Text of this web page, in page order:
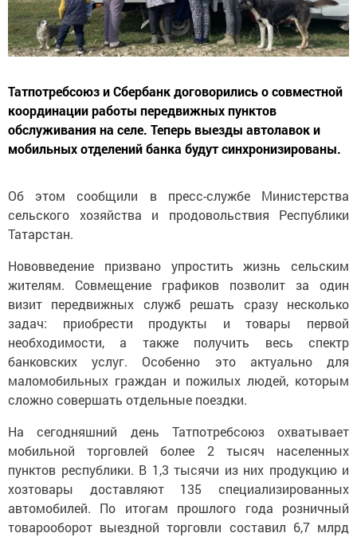
Татпотребсоюз и Сбербанк договорились о совместной
координации работы передвижных пунктов
обслуживания на селе. Теперь выезды автолавок и
мобильных отделений банка будут синхронизированы.
Об этом сообщили в пресс-службе Министерства
сельского хозяйства и продовольствия Республики
Татарстан.
Нововведение призвано упростить жизнь сельским
жителям. Совмещение графиков позволит за один
визит передвижных служб решать сразу несколько
задач: приобрести продукты и товары первой
необходимости, а также получить весь спектр
банковских услуг. Особенно это актуально для
маломобильных граждан и пожилых людей, которым
сложно совершать отдельные поездки.
На сегодняшний день Татпотребсоюз охватывает
мобильной торговлей более 2 тысяч населенных
пунктов республики. В 1,3 тысячи из них продукцию и
хозтовары доставляют 135 специализированных
автомобилей. По итогам прошлого года розничный
товарооборот выездной торговли составил 6,7 млрд